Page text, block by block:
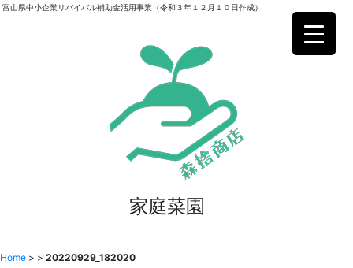
富山県中小企業リバイバル補助金活用事業（令和３年１２月１０日作成）
家庭菜園
Home > > 20220929_182020